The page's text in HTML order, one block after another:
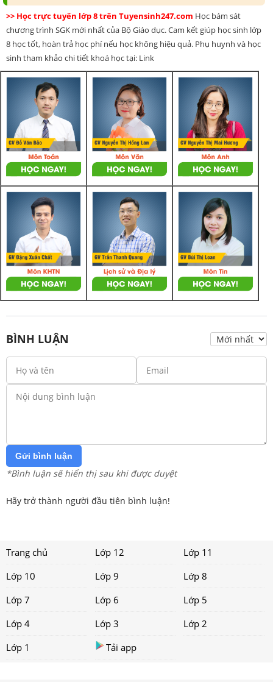
>> Học trực tuyến lớp 8 trên Tuyensinh247.com Học bám sát
chương trình SGK mới nhất của Bộ Giáo dục. Cam kết giúp học sinh lớp
8 học tốt, hoàn trả học phí nếu học không hiệu quả. Phụ huynh và học
sinh tham khảo chi tiết khoá học tại: Link
BÌNH LUẬN
Gửi bình luận
*Bình luận sẽ hiển thị sau khi được duyệt
Hãy trở thành người đầu tiên bình luận!
Trang chủ Lớp 12
Lớp 11
Lớp 10
Lớp 9
Lớp 8
Lớp 7
Lớp 6
Lớp 5
Lớp 4
Lớp 3
Lớp 2
Lớp 1
Tải app